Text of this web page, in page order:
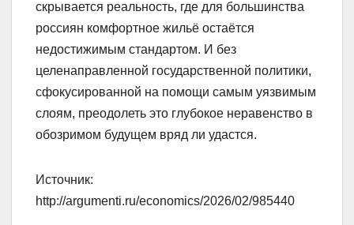
скрывается реальность, где для большинства
россиян комфортное жильё остаётся
недостижимым стандартом. И без
целенаправленной государственной политики,
сфокусированной на помощи самым уязвимым
слоям, преодолеть это глубокое неравенство в
обозримом будущем вряд ли удастся.
Источник:
http://argumenti.ru/economics/2026/02/985440